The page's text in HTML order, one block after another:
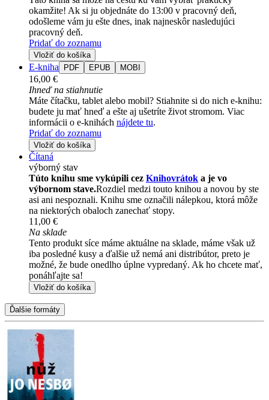
okamžite! Ak si ju objednáte do 13:00 v pracovný deň,
odošleme vám ju ešte dnes, inak najneskôr nasledujúci
pracovný deň.
Pridať do zoznamu
Vložiť do košíka
E-kniha PDF EPUB MOBI
16,00 €
Ihneď na stiahnutie
Máte čítačku, tablet alebo mobil? Stiahnite si do nich e-knihu:
budete ju mať hneď a ešte aj ušetríte život stromom. Viac
informácii o e-knihách nájdete tu.
Pridať do zoznamu
Vložiť do košíka
Čítaná
výborný stav
Túto knihu sme vykúpili cez Knihovrátok a je vo
výbornom stave.Rozdiel medzi touto knihou a novou by ste
asi ani nespoznali. Knihu sme označili nálepkou, ktorá môže
na niektorých obaloch zanechať stopy.
11,00 €
Na sklade
Tento produkt síce máme aktuálne na sklade, máme však už
iba posledné kusy a ďalšie už nemá ani distribútor, preto je
možné, že bude onedlho úplne vypredaný. Ak ho chcete mať,
ponáhľajte sa!
Vložiť do košíka
Ďalšie formáty